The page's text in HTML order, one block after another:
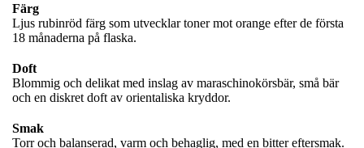
Färg
Ljus rubinröd färg som utvecklar toner mot orange efter de första
18 månaderna på flaska.
Doft
Blommig och delikat med inslag av maraschinokörsbär, små bär
och en diskret doft av orientaliska kryddor.
Smak
Torr och balanserad, varm och behaglig, med en bitter eftersmak.